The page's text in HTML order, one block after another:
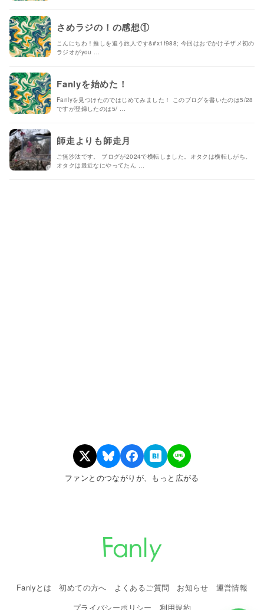
さめラジの！の感想①
こんにちわ！推しを追う旅人です&#x1f988; 今回はおでかけ子ザメ初の
ラジオがyou …
Fanlyを始めた！
Fanlyを見つけたのではじめてみました！ このブログを書いたのは5/28
ですが登録したのは5/ …
師走よりも師走月
ご無沙汰です。 ブログが2024で横転しました。オタクは横転しがち。
オタクは最近なにやってたん …
ファンとのつながりが、もっと広がる
Fanlyとは 初めての方へ よくあるご質問 お知らせ
運営情報
プライバシーポリシー
利用規約